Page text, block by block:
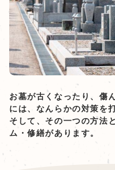
お墓が古くなったり、傷
には、なんらかの対策を
そして、その一つの方法
ム・修繕があります。